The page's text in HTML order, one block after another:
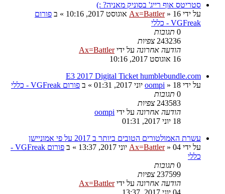
סטריטס אוף רייג' בסוניק מאניה? :)
על ידי
Ax=Battler» 16 אוגוסט 2017, 10:16 » ב פורום
VGFreak - כללי
0 תגובות
243236 צפיות
הודעה אחרונה על ידיAx=Battler
16 אוגוסט 2017, 10:16
E3 2017 Digital Ticket humblebundle.com
על ידי
oompi » 18 יוני 2017, 01:31 » ב פורום VGFreak - כללי
0 תגובות
243583 צפיות
הודעה אחרונה על ידי oompi
18 יוני 2017, 01:31
עשרת האמולטורים הטובים ביותר ב 2017 על פי אמוניישן
על ידי
Ax=Battler» 04 יוני 2017, 13:37 » ב
פורום VGFreak -
כללי
0 תגובות
237599 צפיות
הודעה אחרונה על ידיAx=Battler